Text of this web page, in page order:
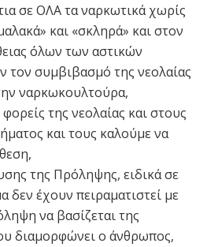
σε ΟΛΑ τα ναρκωτικά χωρίς
και «σκληρά» και στον
όλων των αστικών
τον συμβιβασμό της νεολαίας
ναρκωκουλτούρα,
της νεολαίας και στους
και τους καλούμε να
της Πρόληψης, ειδικά σε
έχουν πειραματιστεί με
να βασίζεται της
διαμορφώνει ο άνθρωπος,